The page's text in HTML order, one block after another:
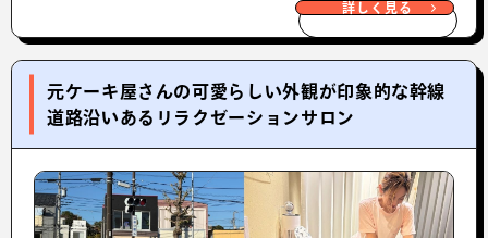
詳しく見る
元ケーキ屋さんの可愛らしい外観が印象的な幹線
道路沿いあるリラクゼーションサロン